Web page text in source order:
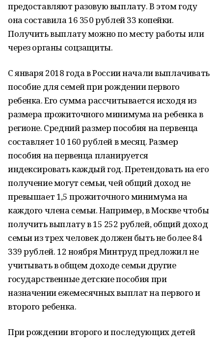
предоставляют разовую выплату. В этом году
она составила 16 350 рублей 33 копейки.
Получить выплату можно по месту работы или
через органы соцзащиты.
С января 2018 года в России начали выплачивать
пособие для семей при рождении первого
ребенка. Его сумма рассчитывается исходя из
размера прожиточного минимума на ребенка в
регионе. Средний размер пособия на первенца
составляет 10 160 рублей в месяц. Размер
пособия на первенца планируется
индексировать каждый год. Претендовать на его
получение могут семьи, чей общий доход не
превышает 1,5 прожиточного минимума на
каждого члена семьи. Например, в Москве чтобы
получить выплату в 15 252 рублей, общий доход
семьи из трех человек должен быть не более 84
339 рублей. 12 ноября Минтруд предложил не
учитывать в общем доходе семьи другие
государственные детские пособия при
назначении ежемесячных выплат на первого и
второго ребенка.
При рождении второго и последующих детей